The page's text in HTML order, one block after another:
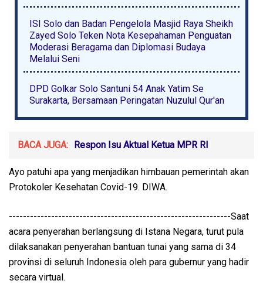
ISI Solo dan Badan Pengelola Masjid Raya Sheikh
Zayed Solo Teken Nota Kesepahaman Penguatan
Moderasi Beragama dan Diplomasi Budaya
Melalui Seni
DPD Golkar Solo Santuni 54 Anak Yatim Se
Surakarta, Bersamaan Peringatan Nuzulul Qur'an
BACA JUGA: Respon Isu Aktual Ketua MPR RI
Ayo patuhi apa yang menjadikan himbauan pemerintah akan
Protokoler Kesehatan Covid-19. DIWA.
---------------------------------------------------------------Saat
acara penyerahan berlangsung di Istana Negara, turut pula
dilaksanakan penyerahan bantuan tunai yang sama di 34
provinsi di seluruh Indonesia oleh para gubernur yang hadir
secara virtual.